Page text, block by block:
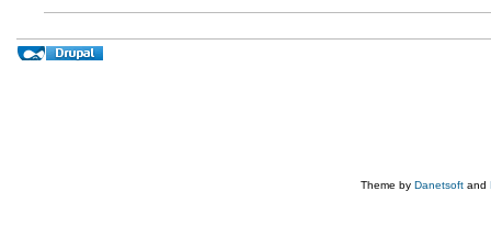
Theme by Danetsoft and